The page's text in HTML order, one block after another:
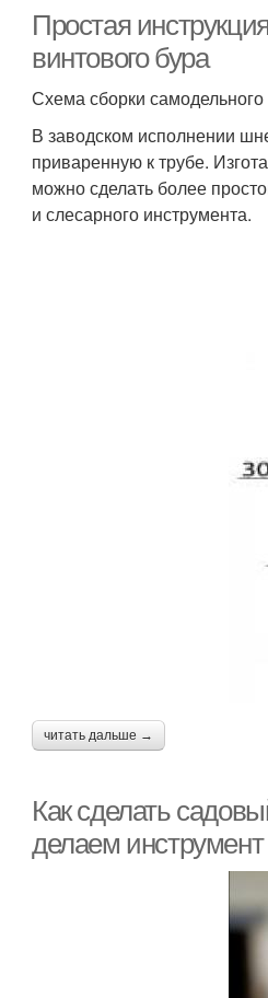
Простая
винтового бура
Схема сборки самодельного
В заводском исполнении
приваренную к трубе.
можно сделать более
и слесарного инструмента.
читать дальше →
Как сделать
делаем инструмент